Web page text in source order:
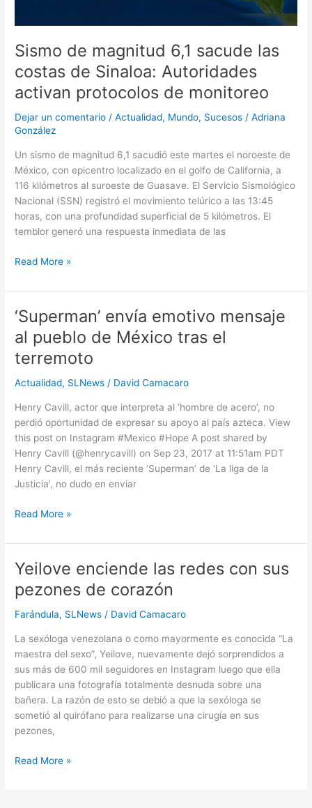
Sismo de magnitud 6,1 sacude las
costas de Sinaloa: Autoridades
activan protocolos de monitoreo
Dejar un comentario /Actualidad, Mundo, Sucesos /Adriana
González
Un sismo de magnitud 6,1 sacudió este martes el noroeste de
México, con epicentro localizado en el golfo de California, a
116 kilómetros al suroeste de Guasave. El Servicio Sismológico
Nacional (SSN) registró el movimiento telúrico a las 13:45
horas, con una profundidad superficial de 5 kilómetros. El
temblor generó una respuesta inmediata de las
de
Read More »
‘Superman’ envía emotivo mensaje
al pueblo de México tras el
terremoto
Actualidad, SLNews / David Camacaro
Henry Cavill, actor que interpreta al ‘hombre de acero’, no
perdió oportunidad de expresar su apoyo al país azteca. View
this post on Instagram #Mexico #Hope A post shared by
Henry Cavill (@henrycavill) on Sep 23, 2017 at 11:51am PDT
Henry Cavill, el más reciente ‘Superman’ de ‘La liga de la
Justicia’, no dudo en enviar
‘Superman’
envía
emotivo
mensaje
pueblo
de
México
tras
el
terremoto
Read More »
Yeilove enciende las redes con sus
pezones de corazón
Farándula, SLNews / David Camacaro
La sexóloga venezolana o como mayormente es conocida “La
maestra del sexo”, Yeilove, nuevamente dejó sorprendidos a
sus más de 600 mil seguidores en Instagram luego que ella
publicara una fotografía totalmente desnuda sobre una
bañera. La razón de esto se debió a que la sexóloga se
sometió al quirófano para realizarse una cirugía en sus
pezones,
Yeilove
las
redes
sus
pezones
de
corazón
Read More »